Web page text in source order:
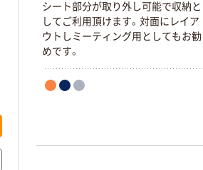
シート部分が取り外し可能で収納と
してご利用頂けます。対面にレイア
ウトしミーティング用としてもお勧
めです。
ミー+
￥149~ （税込）
本気プライス
【ガムテープ】ア
スクル 現場のチ